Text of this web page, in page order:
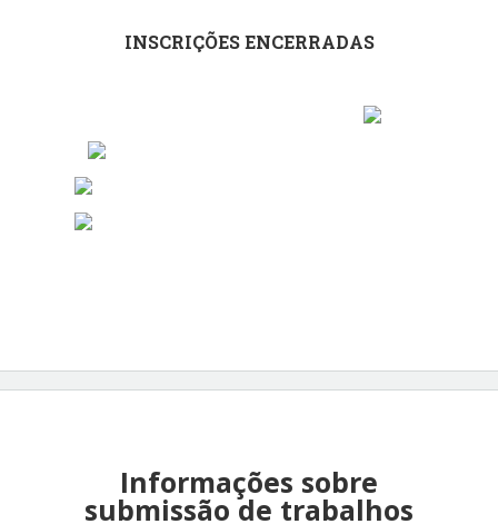
INSCRIÇÕES ENCERRADAS
Informações sobre
submissão de trabalhos